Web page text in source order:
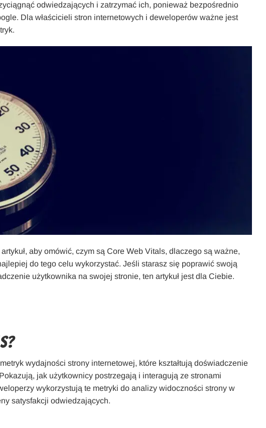
odwiedzających i zatrzymać ich, ponieważ bezpośrednio
Dla właścicieli stron internetowych i deweloperów ważne jest
aby omówić, czym są Core Web Vitals, dlaczego są ważne,
do tego celu wykorzystać. Jeśli starasz się poprawić swoją
użytkownika na swojej stronie, ten artykuł jest dla Ciebie.
wydajności strony internetowej, które kształtują doświadczenie
jak użytkownicy postrzegają i interagują ze stronami
wykorzystują te metryki do analizy widoczności strony w
satysfakcji odwiedzających.